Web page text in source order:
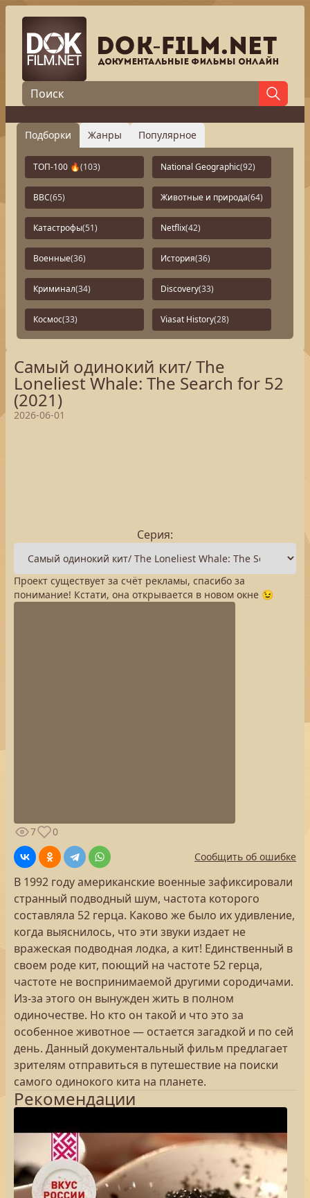
Подборки Жанры Популярное
ТОП-100 🔥(103) National Geographic(92)
BBC(65) Животные и природа(64)
Катастрофы(51) Netflix(42)
Военные(36) История(36)
Криминал(34) Discovery(33)
Космос(33) Viasat History(28)
Самый одинокий кит/ The
Loneliest Whale: The Search for 52
(2021)
2026-06-01
Серия:
Проект существует за счёт рекламы, спасибо за
понимание! Кстати, она открывается в новом окне 😉
7
0
Сообщить об ошибке
В 1992 году американские военные зафиксировали
странный подводный шум, частота которого
составляла 52 герца. Каково же было их удивление,
когда выяснилось, что эти звуки издает не
вражеская подводная лодка, а кит! Единственный в
своем роде кит, поющий на частоте 52 герца,
частоте не воспринимаемой другими сородичами.
Из-за этого он вынужден жить в полном
одиночестве. Но кто он такой и что это за
особенное животное — остается загадкой и по сей
день. Данный документальный фильм предлагает
зрителям отправиться в путешествие на поиски
самого одинокого кита на планете.
Рекомендации